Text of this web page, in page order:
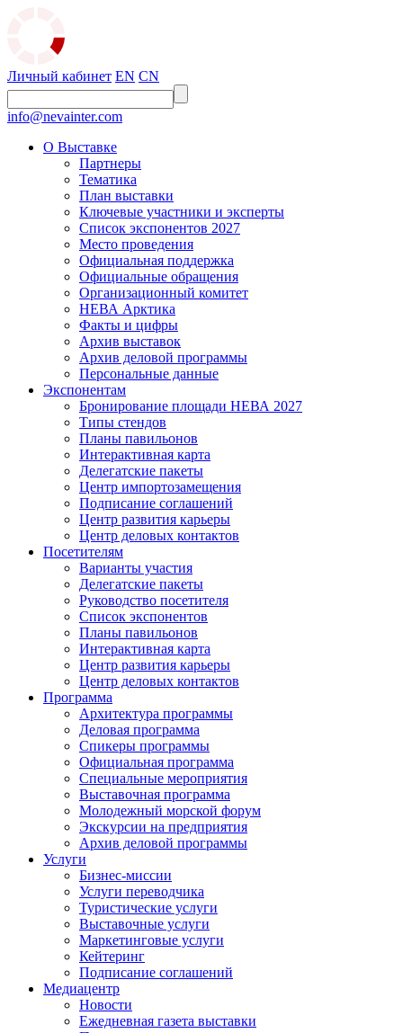
Личный кабинет EN CN
info@nevainter.com
О Выставке
Партнеры
Тематика
План выставки
Ключевые участники и эксперты
Список экспонентов 2027
Место проведения
Официальная поддержка
Официальные обращения
Организационный комитет
НЕВА Арктика
Факты и цифры
Архив выставок
Архив деловой программы
Персональные данные
Экспонентам
Бронирование площади НЕВА 2027
Типы стендов
Планы павильонов
Интерактивная карта
Делегатские пакеты
Центр импортозамещения
Подписание соглашений
Центр развития карьеры
Центр деловых контактов
Посетителям
Варианты участия
Делегатские пакеты
Руководство посетителя
Список экспонентов
Планы павильонов
Интерактивная карта
Центр развития карьеры
Центр деловых контактов
Программа
Архитектура программы
Деловая программа
Спикеры программы
Официальная программа
Специальные мероприятия
Выставочная программа
Молодежный морской форум
Экскурсии на предприятия
Архив деловой программы
Услуги
Бизнес-миссии
Услуги переводчика
Туристические услуги
Выставочные услуги
Маркетинговые услуги
Кейтеринг
Подписание соглашений
Медиацентр
Новости
Ежедневная газета выставки